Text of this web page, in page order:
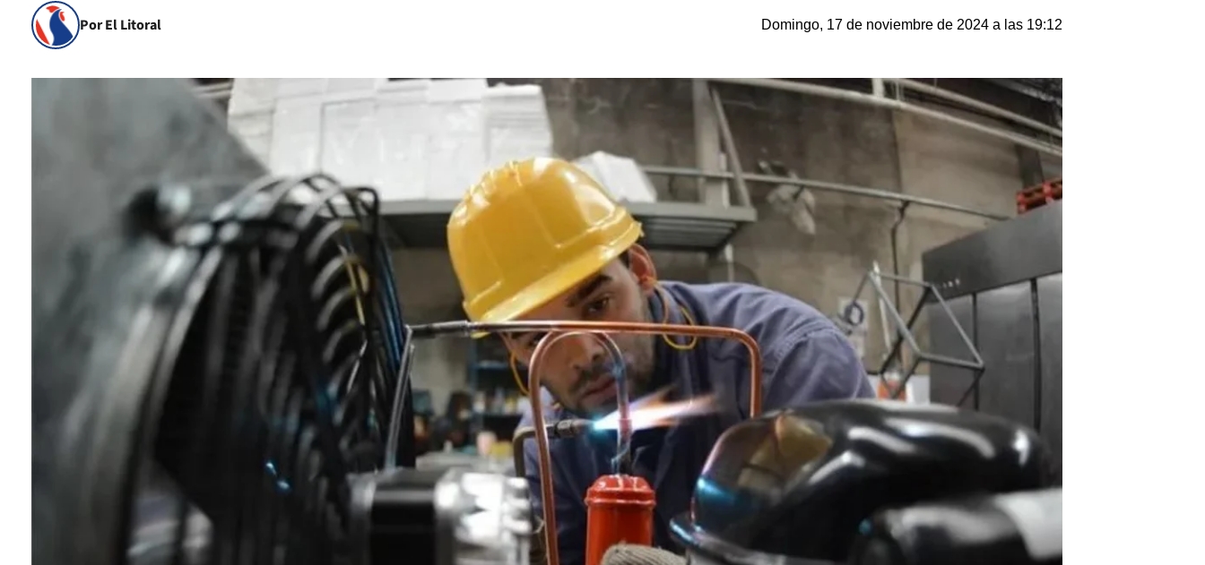
Por El Litoral Domingo, 17 de noviembre de 2024 a las 19:12